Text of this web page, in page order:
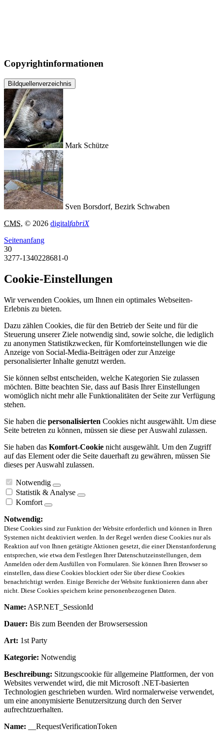
Copyrightinformationen
Bildquellenverzeichnis
Mark Schütze
Sven Borsdorf, Bezirk Schwaben
CMS, © 2026 digitalfabriX
Seitenanfang
30
3277-1340228681-0
Cookie-Einstellungen
Wir verwenden Cookies, um Ihnen ein optimales Webseiten-
Erlebnis zu bieten.
Dazu zählen Cookies, die für den Betrieb der Seite und für die
Steuerung unserer Ziele notwendig sind, sowie solche, die lediglich
zu anonymen Statistikzwecken, für Komforteinstellungen wie die
Anzeige von Social-Media-Beiträgen oder zur Anzeige
personalisierter Inhalte genutzt werden.
Sie können selbst entscheiden, welche Kategorien Sie zulassen
möchten. Bitte beachten Sie, dass auf Basis Ihrer Einstellungen
womöglich nicht mehr alle Funktionalitäten der Seite zur Verfügung
stehen.
Sie haben die personalisierten Cookies nicht ausgewählt. Um diese
Seite betreten zu können, müssen sie diese per Auswahl zulassen.
Sie haben das Komfort-Cookie nicht ausgewählt. Um den Zugriff
auf das Element oder die Seite dauerhaft zu gewähren, müssen Sie
dieses per Auswahl zulassen.
Notwendig
Statistik & Analyse
Komfort
Notwendig:
Diese Cookies sind zur Funktion der Website erforderlich und können in Ihren
Systemen nicht deaktiviert werden. In der Regel werden diese Cookies nur als
Reaktion auf von Ihnen getätigte Aktionen gesetzt, die einer Dienstanforderung
entsprechen, wie etwa dem Festlegen Ihrer Datenschutzeinstellungen, dem
Anmelden oder dem Ausfüllen von Formularen. Sie können Ihren Browser so
einstellen, dass diese Cookies blockiert oder Sie über diese Cookies
benachrichtigt werden. Einige Bereiche der Website funktionieren dann aber
nicht. Diese Cookies speichern keine personenbezogenen Daten.
Name: ASP.NET_SessionId
Dauer: Bis zum Beenden der Browsersession
Art: 1st Party
Kategorie: Notwendig
Beschreibung: Sitzungscookie für allgemeine Plattformen, der von
Websites verwendet wird, die mit Microsoft .NET-basierten
Technologien geschrieben wurden. Wird normalerweise verwendet,
um eine anonymisierte Benutzersitzung durch den Server
aufrechtzuerhalten.
Name: __RequestVerificationToken